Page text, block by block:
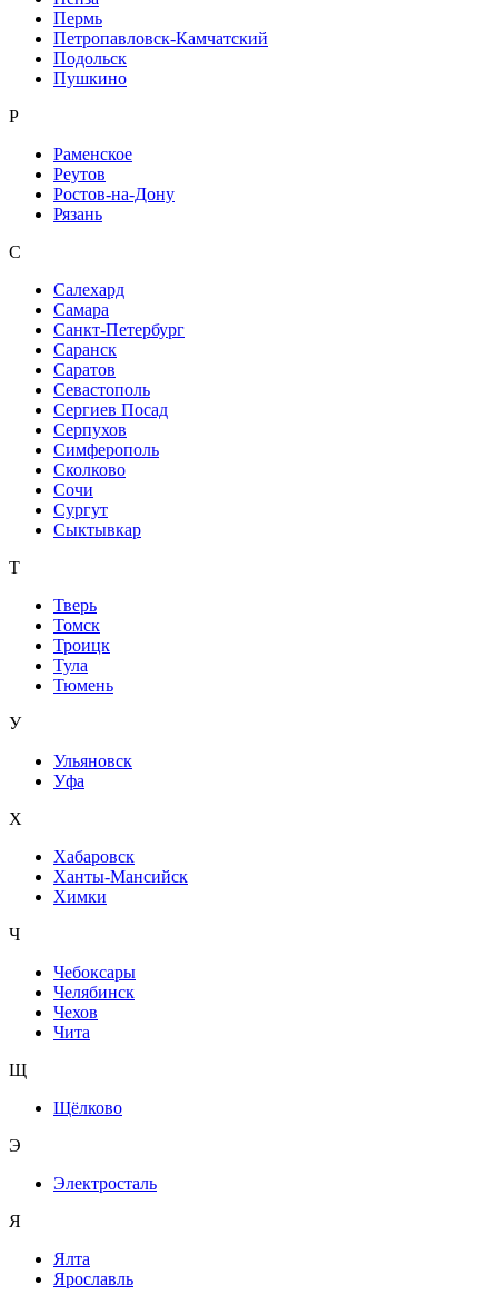
Пермь
Петропавловск-Камчатский
Подольск
Пушкино
Р
Раменское
Реутов
Ростов-на-Дону
Рязань
С
Салехард
Самара
Санкт-Петербург
Саранск
Саратов
Севастополь
Сергиев Посад
Серпухов
Симферополь
Сколково
Сочи
Сургут
Сыктывкар
Т
Тверь
Томск
Троицк
Тула
Тюмень
У
Ульяновск
Уфа
Х
Хабаровск
Ханты-Мансийск
Химки
Ч
Чебоксары
Челябинск
Чехов
Чита
Щ
Щёлково
Э
Электросталь
Я
Ялта
Ярославль